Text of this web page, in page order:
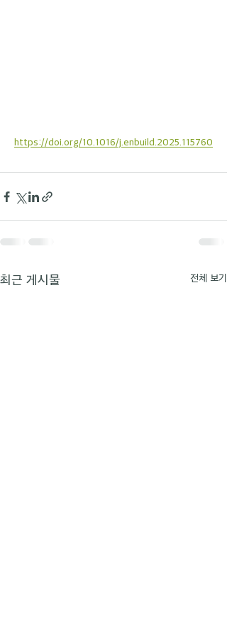
https://doi.org/10.1016/j.enbuild.2025.115760
최근 게시물 전체 보기